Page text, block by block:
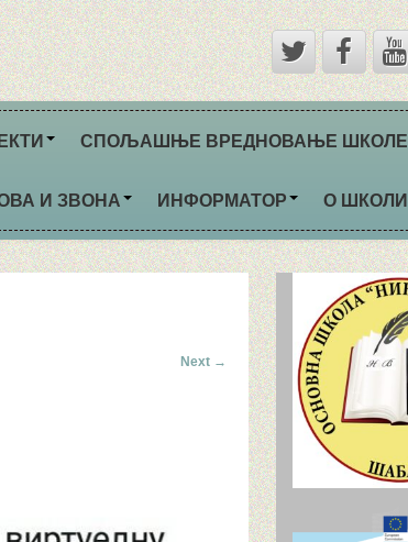
СПОЉАШЊЕ ВРЕДНОВАЊЕ ШКОЛЕ
И ЗВОНА ИНФОРМАТОР О ШКОЛИ
Next →